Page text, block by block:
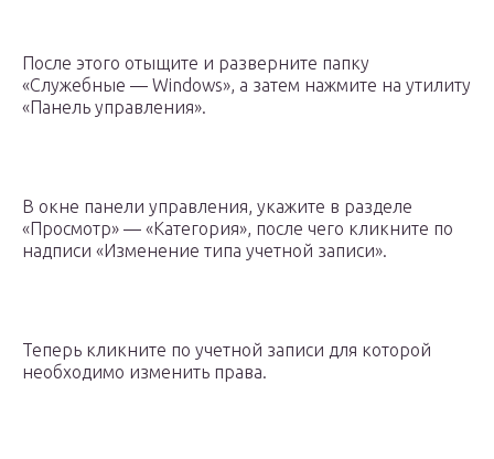
После этого отыщите и разверните папку
«Служебные — Windows», а затем нажмите на утилиту
«Панель управления».
В окне панели управления, укажите в разделе
«Просмотр» — «Категория», после чего кликните по
надписи «Изменение типа учетной записи».
Теперь кликните по учетной записи для которой
необходимо изменить права.